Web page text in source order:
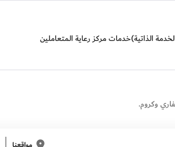
الذاتية)خدمات مركز رعاية المتعاملين
وكروم.